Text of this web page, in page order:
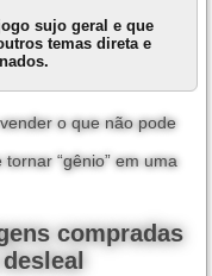
sujo geral e que
temas direta e
o que não pode
“gênio” em uma
compradas